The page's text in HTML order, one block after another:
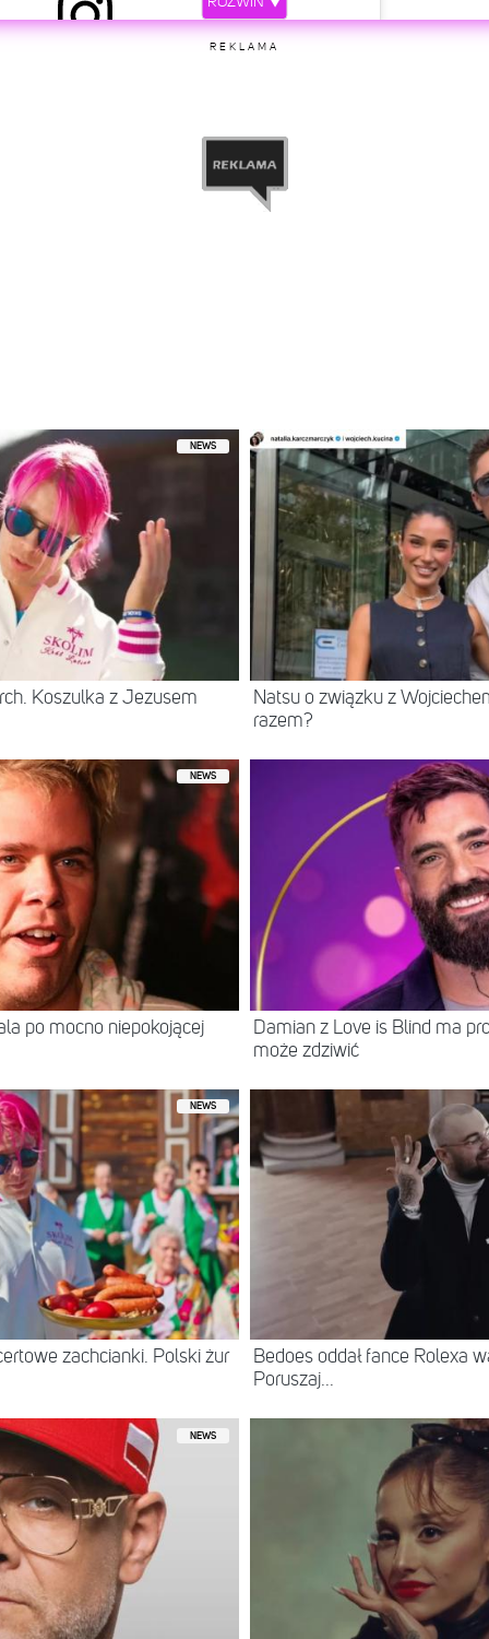
REKLAMA
NEWS
Koszulka z Jezusem
Natsu o związku z
razem?
NEWS
po mocno niepokojącej
Damian z Love is Blind ma
może zdziwić
NEWS
zachcianki. Polski żur
Bedoes oddał fance Rolexa
Poruszaj...
NEWS